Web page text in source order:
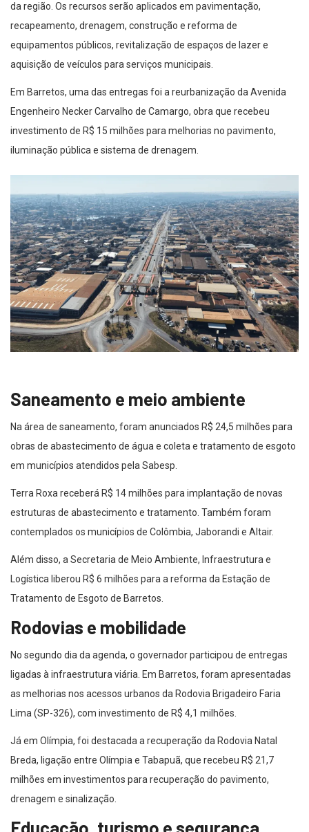
da região. Os recursos serão aplicados em pavimentação,
recapeamento, drenagem, construção e reforma de
equipamentos públicos, revitalização de espaços de lazer e
aquisição de veículos para serviços municipais.
Em Barretos, uma das entregas foi a reurbanização da Avenida
Engenheiro Necker Carvalho de Camargo, obra que recebeu
investimento de R$ 15 milhões para melhorias no pavimento,
iluminação pública e sistema de drenagem.
Saneamento e meio ambiente
Na área de saneamento, foram anunciados R$ 24,5 milhões para
obras de abastecimento de água e coleta e tratamento de esgoto
em municípios atendidos pela Sabesp.
Terra Roxa receberá R$ 14 milhões para implantação de novas
estruturas de abastecimento e tratamento. Também foram
contemplados os municípios de Colômbia, Jaborandi e Altair.
Além disso, a Secretaria de Meio Ambiente, Infraestrutura e
Logística liberou R$ 6 milhões para a reforma da Estação de
Tratamento de Esgoto de Barretos.
Rodovias e mobilidade
No segundo dia da agenda, o governador participou de entregas
ligadas à infraestrutura viária. Em Barretos, foram apresentadas
as melhorias nos acessos urbanos da Rodovia Brigadeiro Faria
Lima (SP-326), com investimento de R$ 4,1 milhões.
Já em Olímpia, foi destacada a recuperação da Rodovia Natal
Breda, ligação entre Olímpia e Tabapuã, que recebeu R$ 21,7
milhões em investimentos para recuperação do pavimento,
drenagem e sinalização.
Educação, turismo e segurança